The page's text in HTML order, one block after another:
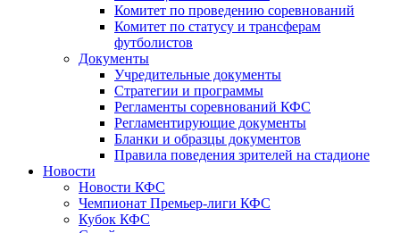
Комитет по проведению соревнований
Комитет по статусу и трансферам
футболистов
Документы
Учредительные документы
Стратегии и программы
Регламенты соревнований КФС
Регламентирующие документы
Бланки и образцы документов
Правила поведения зрителей на стадионе
Новости
Новости КФС
Чемпионат Премьер-лиги КФС
Кубок КФС